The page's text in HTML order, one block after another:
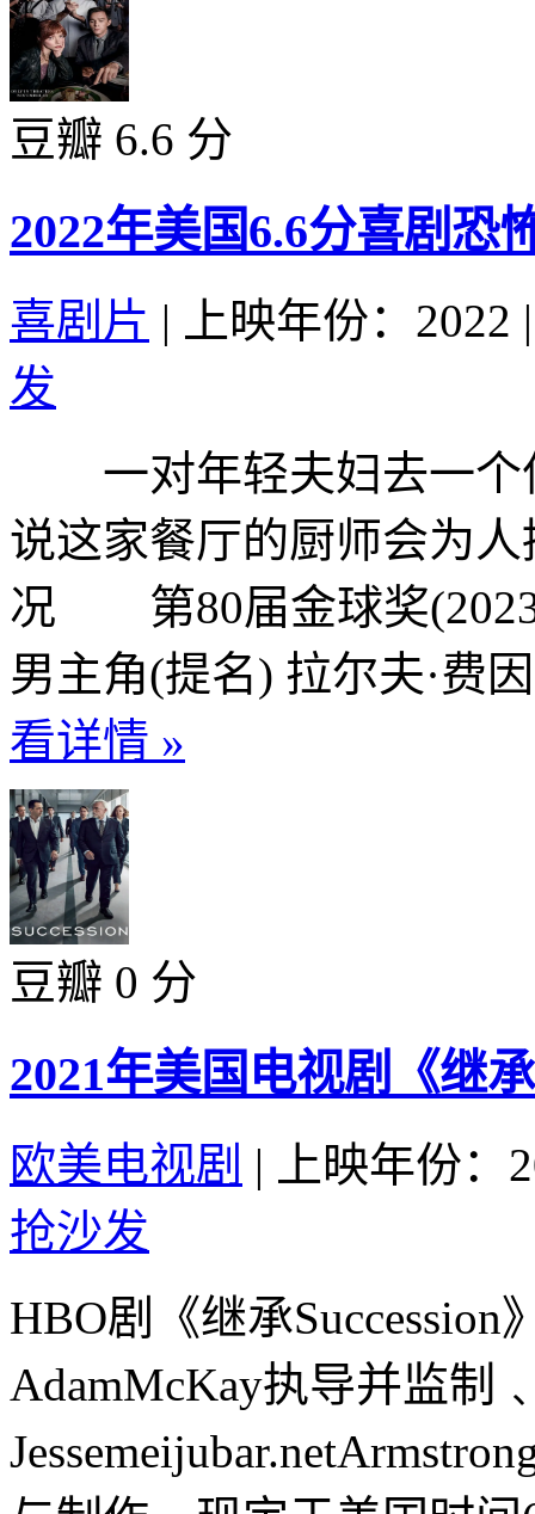
豆瓣 6.6 分
2022年美国6.6分喜剧恐
喜剧片 | 上映年份：2022 |
发
一对年轻夫妇去一个
说这家餐厅的厨师会为
况 第80届金球奖
男主角(提名) 拉尔夫·
看详情 »
豆瓣 0 分
2021年美国电视剧《继
欧美电视剧 |
上映年份：
抢沙发
HBO剧《继承
AdamMcKay执导并监制